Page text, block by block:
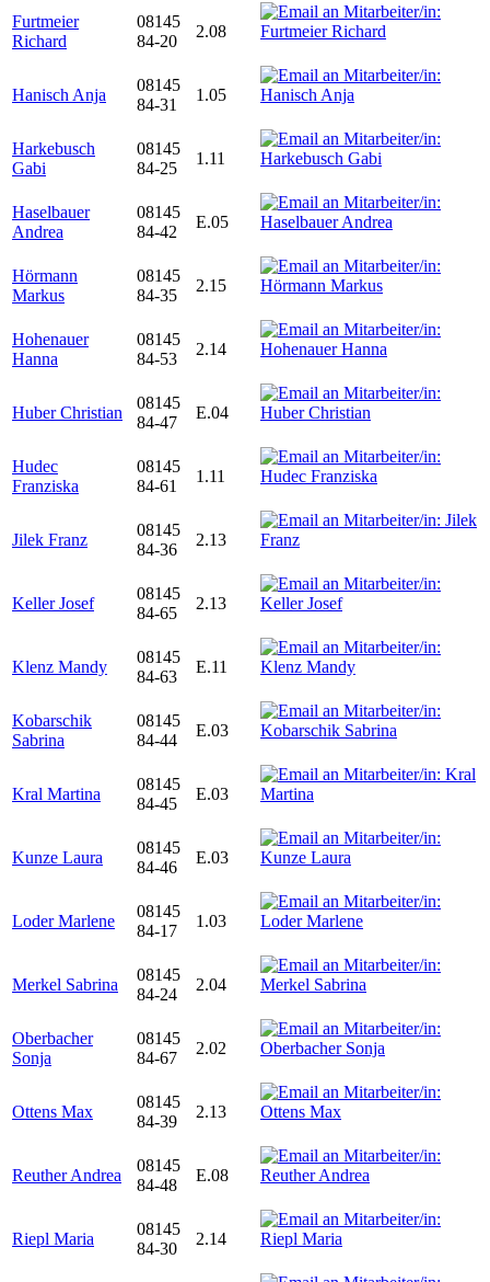
Furtmeier
Richard
08145
84-20
2.08
Hanisch Anja
08145
84-31
1.05
Harkebusch
Gabi
08145
84-25
1.11
Haselbauer
Andrea
08145
84-42
E.05
Hörmann
Markus
08145
84-35
2.15
Hohenauer
Hanna
08145
84-53
2.14
Huber Christian
08145
84-47
E.04
Hudec
Franziska
08145
84-61
1.11
Jilek Franz
08145
84-36
2.13
Keller Josef
08145
84-65
2.13
Klenz Mandy
08145
84-63
E.11
Kobarschik
Sabrina
08145
84-44
E.03
Kral Martina
08145
84-45
E.03
Kunze Laura
08145
84-46
E.03
Loder Marlene
08145
84-17
1.03
Merkel Sabrina
08145
84-24
2.04
Oberbacher
Sonja
08145
84-67
2.02
Ottens Max
08145
84-39
2.13
Reuther Andrea
08145
84-48
E.08
Riepl Maria
08145
84-30
2.14